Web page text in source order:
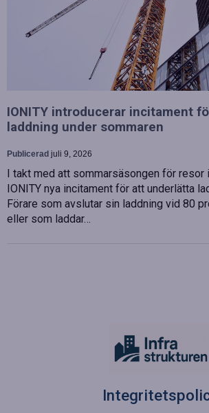
IONITY introducerar incitament
laddning under sommaren
Publicerad juli 9, 2026
I takt med att sommarsäsongen för resor
IONITY nya incitament för att underlätta
Förare som avslutar sin laddning vid 80
eller som laddar…